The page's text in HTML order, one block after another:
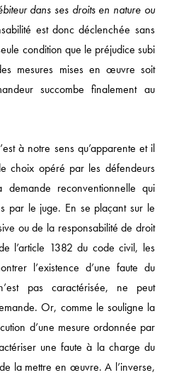
dans ses droits en nature ou
est donc déclenchée sans
condition que le préjudice subi
mesures mises en œuvre soit
succombe finalement au
à notre sens qu’apparente et il
choix opéré par les défendeurs
reconventionnelle qui
par le juge. En se plaçant sur le
ou de la responsabilité de droit
l’article 1382 du code civil, les
l’existence d’une faute du
pas caractérisée, ne peut
Or, comme le souligne la
d’une mesure ordonnée par
une faute à la charge du
la mettre en œuvre. A l’inverse,